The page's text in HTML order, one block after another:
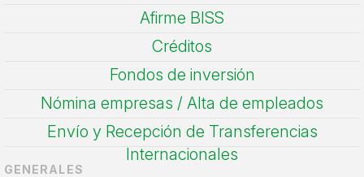
Afirme BISS
Créditos
Fondos de inversión
Nómina empresas / Alta de empleados
Envío y Recepción de Transferencias
Internacionales
GENERALES